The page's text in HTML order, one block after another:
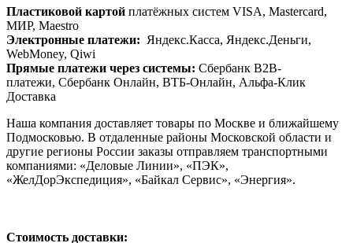
Пластиковой картой платёжных систем VISA, Mastercard,
МИР, Maestrо
Электронные платежи: Яндекс.Касса, Яндекс.Деньги,
WebMoney, Qiwi
Прямые платежи через системы: Сбербанк B2B-
платежи, Сбербанк Онлайн, ВТБ-Онлайн, Альфа-Клик
Доставка
Наша компания доставляет товары по Москве и ближайшему
Подмосковью. В отдаленные районы Московской области и
другие регионы России заказы отправляем транспортными
компаниями: «Деловые Линии», «ПЭК»,
«ЖелДорЭкспедиция», «Байкал Сервис», «Энергия».
Стоимость доставки: